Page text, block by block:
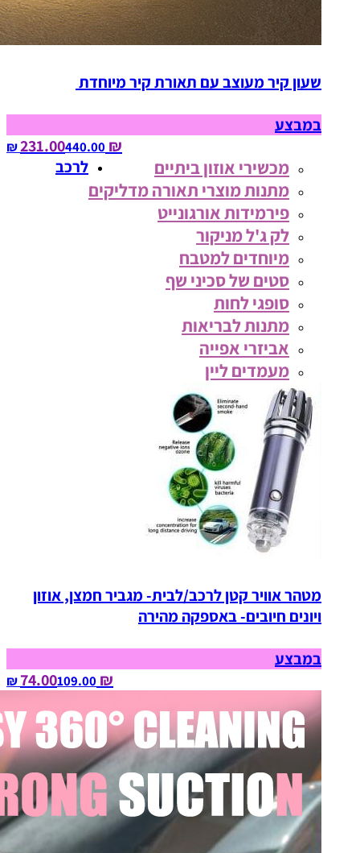
שעון קיר מעוצב עם תאורת קיר מיוחדת
במבצע
₪ 231.00
440.00‏ ₪
מכשירי אוזון ביתיים
מתנות מוצרי תאורה מדליקים
פירמידות אורגונייט
לק ג'ל מניקור
מיוחדים למטבח
סטים של סכיני שף
סופגי לחות
מתנות לבריאות
אביזרי אפייה
מעמדים ליין
לרכב
מטהר אוויר קטן לרכב/לבית- מגביר חמצן, אוזון
ויונים חיובים- באספקה מהירה
במבצע
₪ 74.00
109.00‏ ₪